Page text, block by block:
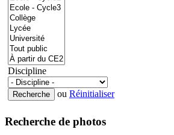
Discipline
ou Réinitialiser
Recherche de photos